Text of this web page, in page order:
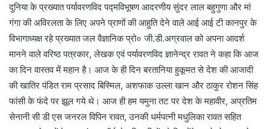
दुनिया के प्रख्यात पर्यावरणविद पद्मविभूषण आदरणीय सुंदर लाल बहुगुणा और मां
गंगा की अविरलता के लिए अपने प्राणों की आहुति देने वाले आई आई टी कानपुर के
विभागाध्यक्ष रहे प्रख्यात जल वैज्ञानिक प्रो० जी.डी.अग्रवाल को अपना आदर्श
मानने वाले वरिष्ठ पत्रकार, लेखक एवं पर्यावरणविद ज्ञानेन्द्र रावत ने कहा कि आज
का दिन वास्तव में महान है। आज के ही दिन बरतानिया हुकूमत से देश की आजादी
की खातिर पंडित राम प्रसाद बिस्मिल, अशफाक उल्ला खान और ठाकुर रोशन सिंह
फांसी के फंदे पर झूल गये थे। आज ही हम यमुना तट पर देश के महावीर, अप्रतिम
सेनानी सी डी एस जनरल विपिन रावत, उनकी धर्मपत्नी मधुलिका रावत सहित